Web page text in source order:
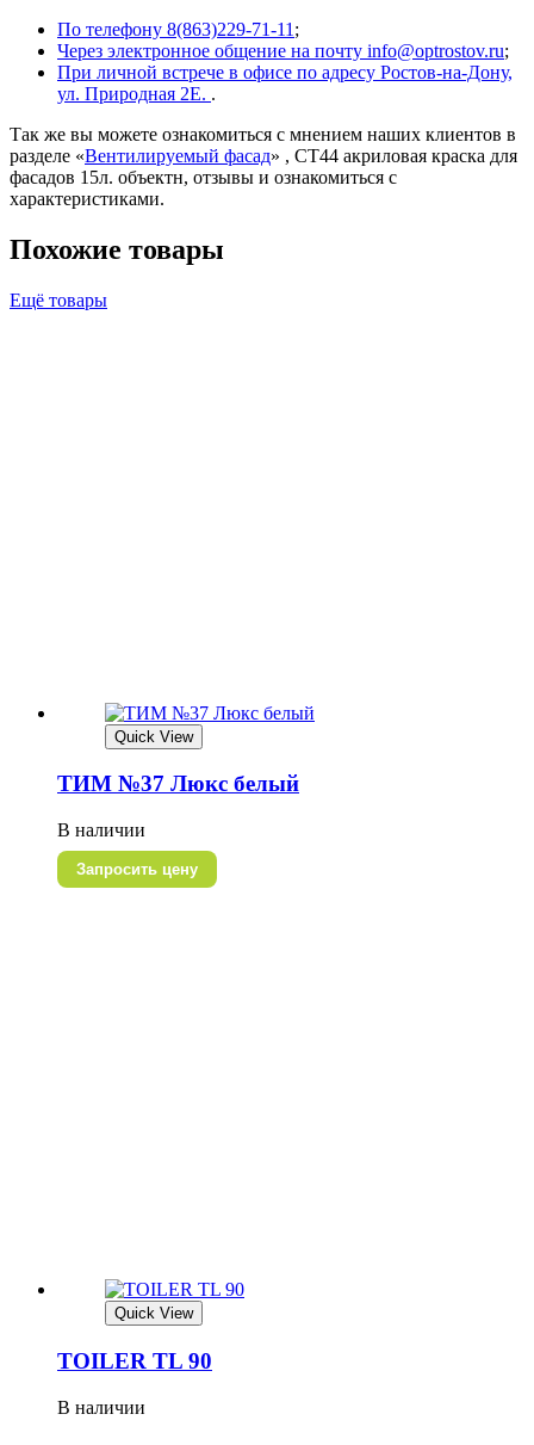
По телефону 8(863)229-71-11 ;
Через электронное общение на почту info@optrostov.ru;
При личной встрече в офисе по адресу Ростов-на-Дону,
ул. Природная 2Е. .
Так же вы можете ознакомиться с мнением наших клиентов в
разделе «Вентилируемый фасад» , СТ44 акриловая краска для
фасадов 15л. объектн, отзывы и ознакомиться с
характеристиками.
Похожие товары
Ещё товары
Quick View
ТИМ №37 Люкс белый
В наличии
Запросить цену
Quick View
TOILER TL 90
В наличии